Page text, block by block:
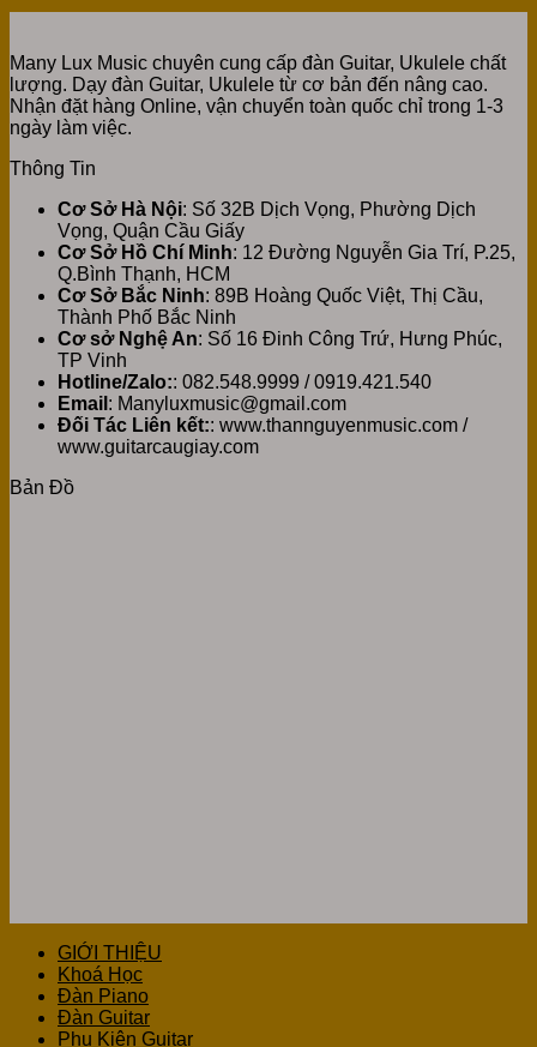
Many Lux Music chuyên cung cấp đàn Guitar, Ukulele chất
lượng. Dạy đàn Guitar, Ukulele từ cơ bản đến nâng cao.
Nhận đặt hàng Online, vận chuyển toàn quốc chỉ trong 1-3
ngày làm việc.
Thông Tin
Cơ Sở Hà Nội: Số 32B Dịch Vọng, Phường Dịch
Vọng, Quận Cầu Giấy
Cơ Sở Hồ Chí Minh: 12 Đường Nguyễn Gia Trí, P.25,
Q.Bình Thạnh, HCM
Cơ Sở Bắc Ninh: 89B Hoàng Quốc Việt, Thị Cầu,
Thành Phố Bắc Ninh
Cơ sở Nghệ An: Số 16 Đinh Công Trứ, Hưng Phúc,
TP Vinh
Hotline/Zalo:: 082.548.9999 / 0919.421.540
Email : Manyluxmusic@gmail.com
Đối Tác Liên kết:: www.thannguyenmusic.com /
www.guitarcaugiay.com
Bản Đồ
GIỚI THIỆU
Khoá Học
Đàn Piano
Đàn Guitar
Phụ Kiện Guitar